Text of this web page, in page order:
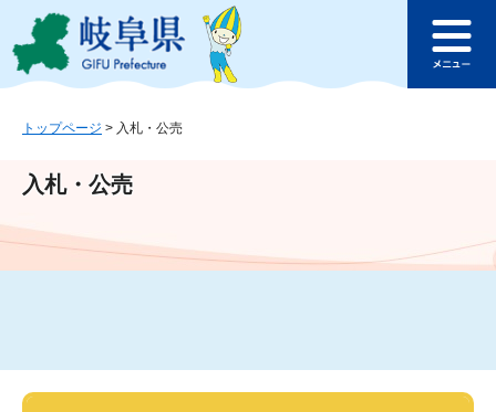
ジ
ュ
文
このページの本文へ
ュ
トップページ > 入札・公売
入札・公売